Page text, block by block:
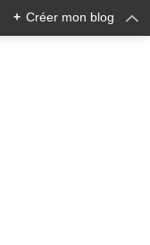
+ Créer mon blog